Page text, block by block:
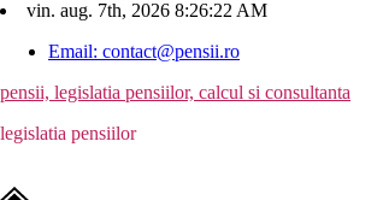
Skip
content
vin. aug. 7th, 2026 8:26:23 AM
Email: contact@pensii.ro
pensii, legislatia pensiilor, calcul si consultanta
legislatia pensiilor